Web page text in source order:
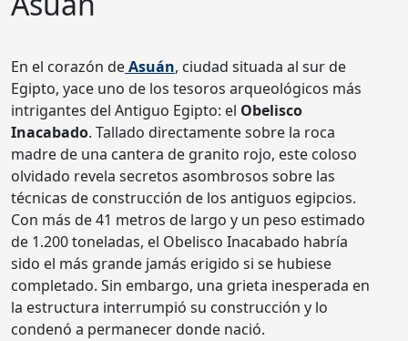
En el corazón deAsuán, ciudad situada al sur de
Egipto, yace uno de los tesoros arqueológicos más
intrigantes del Antiguo Egipto: el Obelisco
Inacabado. Tallado directamente sobre la roca
madre de una cantera de granito rojo, este coloso
olvidado revela secretos asombrosos sobre las
técnicas de construcción de los antiguos egipcios.
Con más de 41 metros de largo y un peso estimado
de 1.200 toneladas, el Obelisco Inacabado habría
sido el más grande jamás erigido si se hubiese
completado. Sin embargo, una grieta inesperada en
la estructura interrumpió su construcción y lo
condenó a permanecer donde nació.